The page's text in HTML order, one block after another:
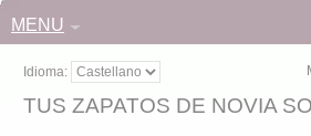
MENU
Idioma:
TUS ZAPATOS DE NOVIA